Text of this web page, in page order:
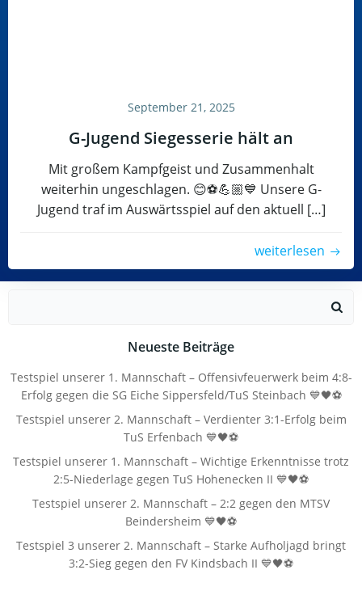
September 21, 2025
G-Jugend Siegesserie hält an
Mit großem Kampfgeist und Zusammenhalt
weiterhin ungeschlagen. 😊⚽️💪🏼💙 Unsere G-
Jugend traf im Auswärtsspiel auf den aktuell […]
weiterlesen
Neueste Beiträge
Testspiel unserer 1. Mannschaft – Offensivfeuerwerk beim 4:8-
Erfolg gegen die SG Eiche Sippersfeld/TuS Steinbach 💙🖤⚽
Testspiel unserer 2. Mannschaft – Verdienter 3:1-Erfolg beim
TuS Erfenbach 💙🖤⚽
Testspiel unserer 1. Mannschaft – Wichtige Erkenntnisse trotz
2:5-Niederlage gegen TuS Hohenecken II 💙🖤⚽
Testspiel unserer 2. Mannschaft – 2:2 gegen den MTSV
Beindersheim 💙🖤⚽
Testspiel 3 unserer 2. Mannschaft – Starke Aufholjagd bringt
3:2-Sieg gegen den FV Kindsbach II 💙🖤⚽